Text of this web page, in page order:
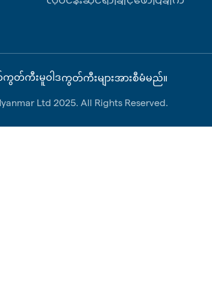
ကွတ်ကီးမူဝါဒကွတ်ကီးများအားစီမံမည်။
Ltd 2025. All Rights Reserved.